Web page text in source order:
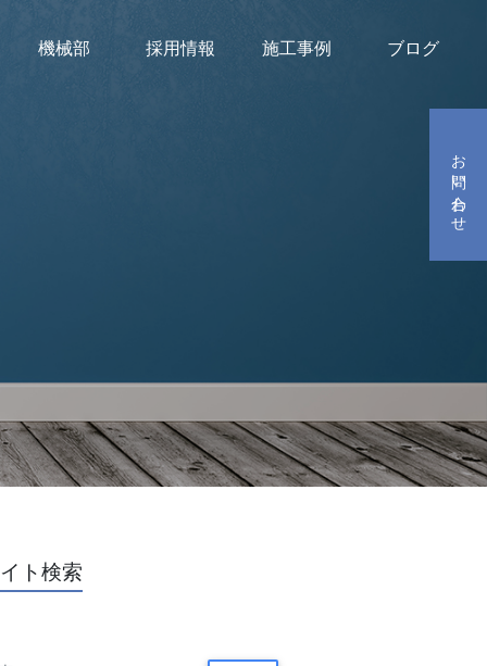
機械部 採用情報 施工事例 ブログ
お問い合わせ
ト検索